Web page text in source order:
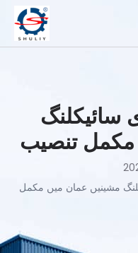
سائیکلنگ
تنصیب
مشینیں عمان میں مکمل